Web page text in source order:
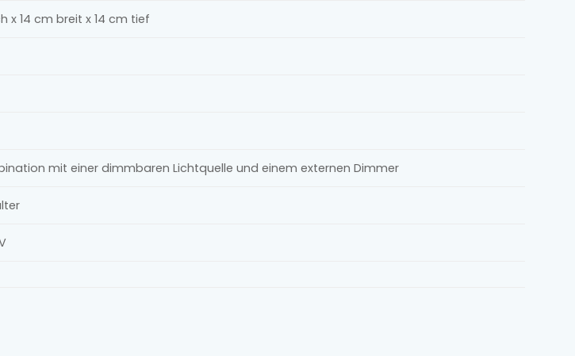
x 14 cm breit x 14 cm tief
mit einer dimmbaren Lichtquelle und einem externen Dimmer